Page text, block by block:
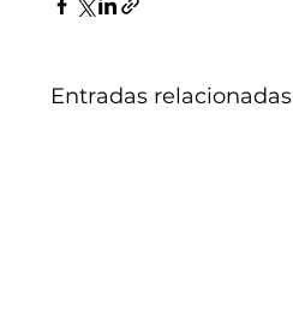
Entradas relacionadas